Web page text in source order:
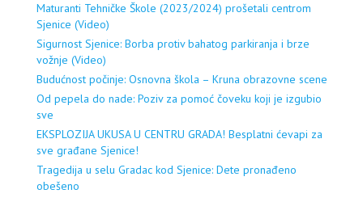
Maturanti Tehničke Škole (2023/2024) prošetali centrom
Sjenice (Video)
Sigurnost Sjenice: Borba protiv bahatog parkiranja i brze
vožnje (Video)
Budućnost počinje: Osnovna škola – Kruna obrazovne scene
Od pepela do nade: Poziv za pomoć čoveku koji je izgubio
sve
EKSPLOZIJA UKUSA U CENTRU GRADA! Besplatni ćevapi za
sve građane Sjenice!
Tragedija u selu Gradac kod Sjenice: Dete pronađeno
obešeno